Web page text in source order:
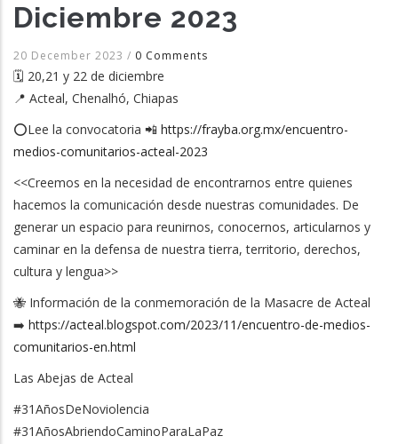
Diciembre 2023
20 December 2023 / 0 Comments
🗓️ 20,21 y 22 de diciembre
📍 Acteal, Chenalhó, Chiapas
⭕️Lee la convocatoria 📲 https://frayba.org.mx/encuentro-
medios-comunitarios-acteal-2023
<<Creemos en la necesidad de encontrarnos entre quienes
hacemos la comunicación desde nuestras comunidades. De
generar un espacio para reunirnos, conocernos, articularnos y
caminar en la defensa de nuestra tierra, territorio, derechos,
cultura y lengua>>
🐝 Información de la conmemoración de la Masacre de Acteal
➡️ https://acteal.blogspot.com/2023/11/encuentro-de-medios-
comunitarios-en.html
Las Abejas de Acteal
#31AñosDeNoviolencia
#31AñosAbriendoCaminoParaLaPaz